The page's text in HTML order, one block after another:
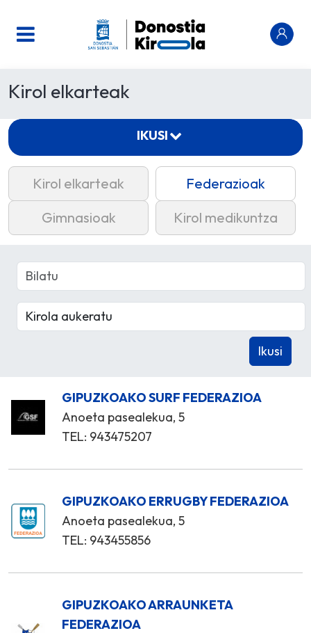
Kirol elkarteak
Kirol elkarteak
Federazioak
Gimnasioak
Kirol medikuntza
GIPUZKOAKO SURF FEDERAZIOA
Anoeta pasealekua, 5
TEL: 943475207
GIPUZKOAKO ERRUGBY FEDERAZIOA
Anoeta pasealekua, 5
TEL: 943455856
GIPUZKOAKO ARRAUNKETA
FEDERAZIOA
IKUSI